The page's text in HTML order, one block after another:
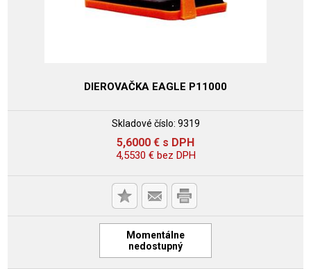
DIEROVAČKA EAGLE P11000
Skladové číslo: 9319
5,6000 € s DPH
4,5530 €bez DPH
Momentálne
nedostupný